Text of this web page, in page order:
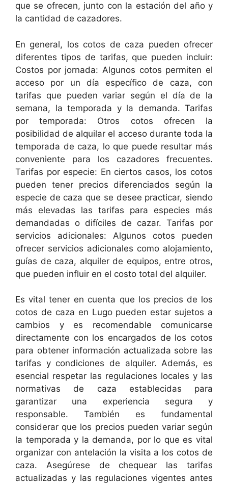
que se ofrecen, junto con la estación del año y
la cantidad de cazadores.
En general, los cotos de caza pueden ofrecer
diferentes tipos de tarifas, que pueden incluir:
Costos por jornada: Algunos cotos permiten el
acceso por un día específico de caza, con
tarifas que pueden variar según el día de la
semana, la temporada y la demanda. Tarifas
por temporada: Otros cotos ofrecen la
posibilidad de alquilar el acceso durante toda la
temporada de caza, lo que puede resultar más
conveniente para los cazadores frecuentes.
Tarifas por especie: En ciertos casos, los cotos
pueden tener precios diferenciados según la
especie de caza que se desee practicar, siendo
más elevadas las tarifas para especies más
demandadas o difíciles de cazar. Tarifas por
servicios adicionales: Algunos cotos pueden
ofrecer servicios adicionales como alojamiento,
guías de caza, alquiler de equipos, entre otros,
que pueden influir en el costo total del alquiler.
Es vital tener en cuenta que los precios de los
cotos de caza en Lugo pueden estar sujetos a
cambios y es recomendable comunicarse
directamente con los encargados de los cotos
para obtener información actualizada sobre las
tarifas y condiciones de alquiler. Además, es
esencial respetar las regulaciones locales y las
normativas de caza establecidas para
garantizar una experiencia segura y
responsable. También es fundamental
considerar que los precios pueden variar según
la temporada y la demanda, por lo que es vital
organizar con antelación la visita a los cotos de
caza. Asegúrese de chequear las tarifas
actualizadas y las regulaciones vigentes antes